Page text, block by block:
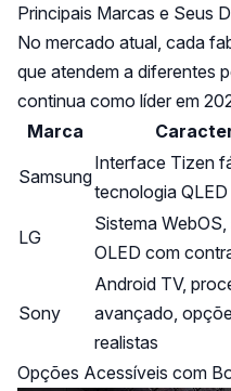
Principais Marcas e Seus
No mercado atual, cada
que atendem a diferentes
continua como líder em
Marca
Samsung
Interface Tizen
tecnologia
LG
Sistema
OLED com
Sony
Android TV,
avançado,
realistas
Opções Acessíveis com